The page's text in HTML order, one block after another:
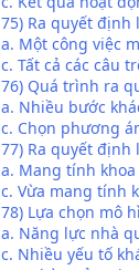
75) Ra quyết định
a. Một công việc
c. Tất cả các câu
76) Quá trình ra
a. Nhiều bước
c. Chọn phương
77) Ra quyết định
a. Mang tính
c. Vừa mang tính
78) Lựa chọn mô
a. Năng lực nhà
c. Nhiều yếu tố